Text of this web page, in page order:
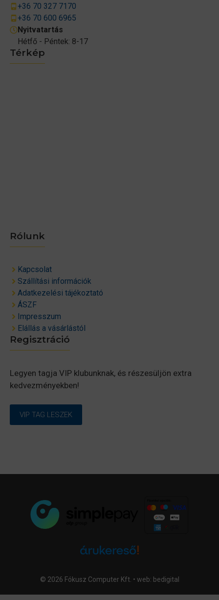
Térkép
Rólunk
Kapcsolat
Szállítási információk
Adatkezelési tájékoztató
ÁSZF
Impresszum
Elállás a vásárlástól
+36 70 327 7170
+36 70 600 6965
Nyitvatartás
Hétfő - Péntek: 8-17
Regisztráció
Legyen tagja VIP klubunknak, és részesüljön extra
kedvezményekben!
VIP TAG LESZEK
© 2026 Fókusz Computer Kft. • web: bedigital